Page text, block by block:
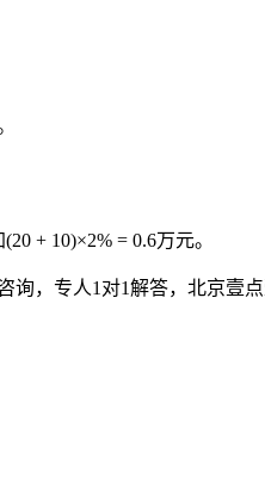
+ 10)×2% = 0.6万元。
询，专人1对1解答，北京壹